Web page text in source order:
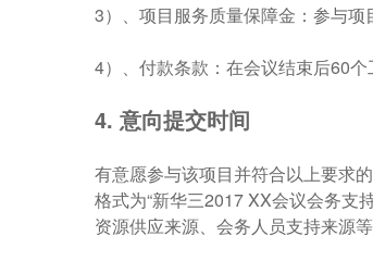
3）、项目服务质量保障金：参与
4）、付款条款：在会议结束后60个
4. 意向提交时间
有意愿参与该项目并符合以上要求
格式为“新华三2017 XX会议会务支
资源供应来源、会务人员支持来源等